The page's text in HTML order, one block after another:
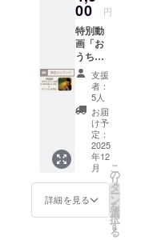
15%引
きクー
ポン。
利用可
能日：
ベトナ
ム茶体
験を含
む日で
あれば
連泊の
場合も
15%引
きが適
用可
能。
間：約
40秒 提
供方
法：
URLを
記載し
たメー
ルをお
送りし
ます。
●お礼の
メール
Tinhよ
ちを込
めた
保存方
法：高
温多湿
を避け
て、冷
暗所で
保存し
てくだ
さい。
飲み
方：各
パッ
ケージ
をご覧
い。 ●
ベトナ
料：茶
ム) 【ハ
ザン紅
茶】 内
容量：1
箱(15g)
原材
料：紅
茶 (ベト
ナム)
【ベト
ナム東
方美人
容量：1
箱(15g)
40ml(種
類に
よって
異なり
ます) ・
ベトナ
ムから
の取り
寄せ費
用や送
料を含
みま
す。 ●
ベトナ
ム・ハ
ザンの
7cm x
半径約
8cm(種
類に
よって
異なり
ます) 実
容量：
約
200ml(
種類に
よって
異なり
ます) ・
ベトナ
ムから
同一の
デザイ
ン、ま
たはそ
れに近
いもの
をお送
りしま
す(選べ
ません)
ベトナ
ム人う
つわ作
家によ
る1点も
のの高
(陶器)で
00 円
特別動
画「お
うちに
あるも
ので
120%ベ
トナム
茶を楽
しむ方
法」配
信、オ
ンライ
ン質問
会にご
招待し
ます。
支援
者：
5人
お届
け予
定：
2025
年12
月
詳細を見る
こ
の
リ
タ
ー
ン
を
選
択
す
る